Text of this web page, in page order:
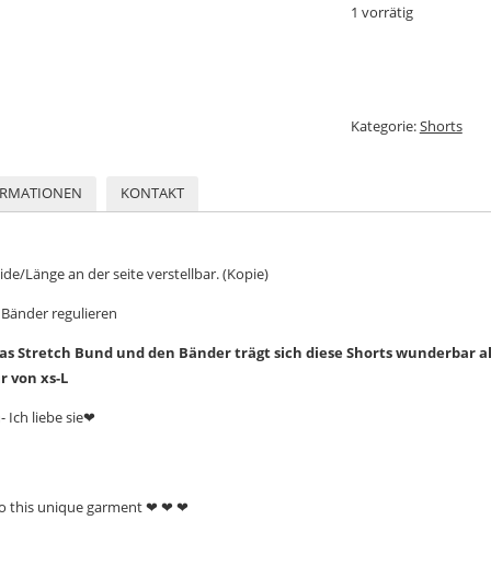
1 vorrätig
Kategorie:Shorts
KONTAKT
Länge an der seite verstellbar. (Kopie)
regulieren
Stretch Bund und den Bänder trägt sich diese Shorts wunderbar
von xs-L
Ich liebe sie❤
this unique garment ❤ ❤ ❤